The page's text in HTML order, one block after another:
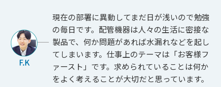
現在の部署に異動してまだ日が浅いので勉強
の毎日です。配管機器は人々の生活に密接な
製品で、何か問題があれば水漏れなどを起し
てしまいます。仕事上のテーマは「お客様フ
ァースト」です。求められていることは何か
をよく考えることが大切だと思っています。